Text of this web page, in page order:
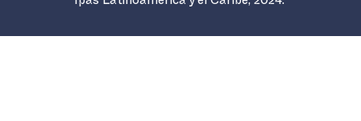
Ipas Latinoamérica y el Caribe, 2024.